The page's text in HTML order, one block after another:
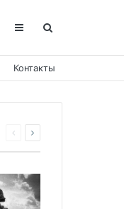
Контакты